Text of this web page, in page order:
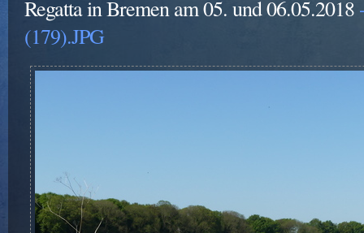
Regatta in Bremen am 05. und 06.05.2018
(179).JPG